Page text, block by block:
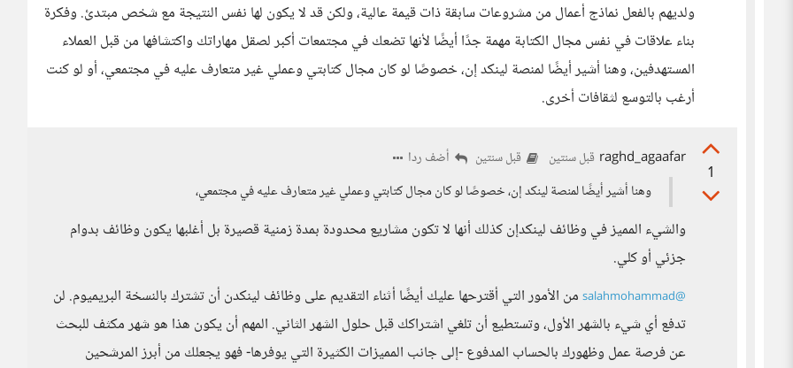
ولديهم بالفعل نماذج أعمال من مشروعات سابقة ذات قيمة عالية، ولكن قد لا يكون لها نفس النتيجة مع شخص مبتدئ. وفكرة
بناء علاقات في نفس مجال الكتابة مهمة جدًا أيضًا لأنها تضعك في مجتمعات أكبر لصقل مهاراتك واكتشافها من قبل العملاء
المستهدفين، وهنا أشير أيضًا لمنصة لينكد إن، خصوصًا لو كان مجال كتابتي وعملي غير متعارف عليه في مجتمعي، أو لو كنت
أرغب بالتوسع لثقافات أخرى.
1
raghd_agaafar قبل سنتين قبل سنتين
أضف ردا
وهنا أشير أيضًا لمنصة لينكد إن، خصوصًا لو كان مجال كتابتي وعملي غير متعارف عليه في مجتمعي،
والشيء المميز في وظائف لينكدإن كذلك أنها لا تكون مشاريع محدودة بمدة زمنية قصيرة بل أغلبها يكون وظائف بدوام
جزئي أو كلي.
@salahmohammad
من الأمور التي أقترحها عليك أيضًا أثناء التقديم على وظائف لينكدن أن تشترك بالنسخة البريميوم. لن
تدفع أي شيء بالشهر الأول، وتستطيع أن تلغي اشتراكك قبل حلول الشهر الثاني. المهم أن يكون هذا هو شهر مكثف للبحث
عن فرصة عمل وظهورك بالحساب المدفوع -إلى جانب المميزات الكثيرة التي يوفرها- فهو يجعلك من أبرز المرشحين